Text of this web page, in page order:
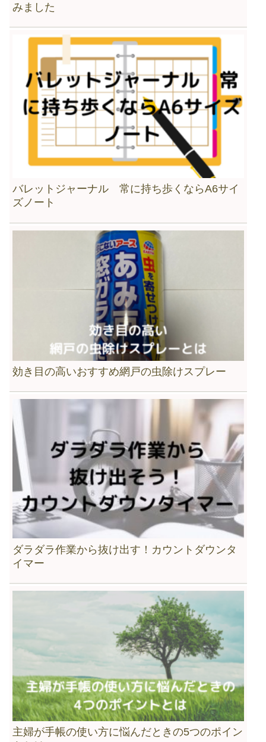
みました
バレットジャーナル 常に持ち歩くならA6サイ
ズノート
効き目の高いおすすめ網戸の虫除けスプレー
ダラダラ作業から抜け出す！カウントダウンタ
イマー
主婦が手帳の使い方に悩んだときの5つのポイン